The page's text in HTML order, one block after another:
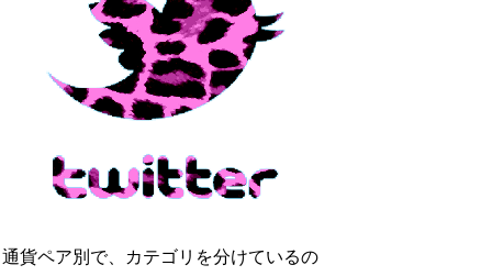
通貨ペア別で、カテゴリを分けているの